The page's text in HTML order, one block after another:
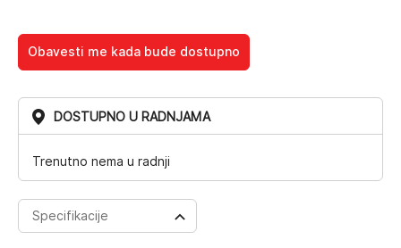
Obavesti me kada bude dostupno
DOSTUPNO U RADNJAMA
Trenutno nema u radnji
Specifikacije